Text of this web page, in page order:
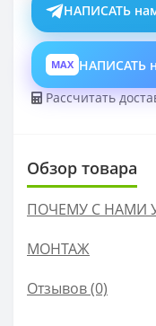
НАПИСАТЬ
MAX НАПИСАТЬ
Рассчитать
Обзор товара
ПОЧЕМУ С НАМИ
МОНТАЖ
Отзывов (0)